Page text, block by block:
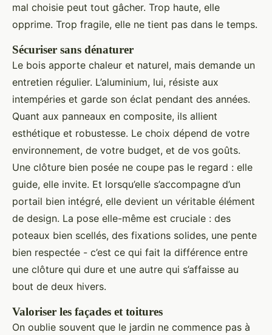
mal choisie peut tout gâcher. Trop haute, elle
opprime. Trop fragile, elle ne tient pas dans le temps.
Sécuriser sans dénaturer
Le bois apporte chaleur et naturel, mais demande un
entretien régulier. L’aluminium, lui, résiste aux
intempéries et garde son éclat pendant des années.
Quant aux panneaux en composite, ils allient
esthétique et robustesse. Le choix dépend de votre
environnement, de votre budget, et de vos goûts.
Une clôture bien posée ne coupe pas le regard : elle
guide, elle invite. Et lorsqu’elle s’accompagne d’un
portail bien intégré, elle devient un véritable élément
de design. La pose elle-même est cruciale : des
poteaux bien scellés, des fixations solides, une pente
bien respectée - c’est ce qui fait la différence entre
une clôture qui dure et une autre qui s’affaisse au
bout de deux hivers.
Valoriser les façades et toitures
On oublie souvent que le jardin ne commence pas à